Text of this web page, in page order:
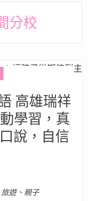
分校
高雄瑞祥
學習，真
說，自信
遊、親子